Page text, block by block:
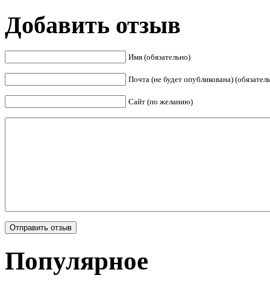
Добавить отзыв
Имя (обязательно)
Почта (не будет опубликована)
Сайт (по желанию)
Популярное